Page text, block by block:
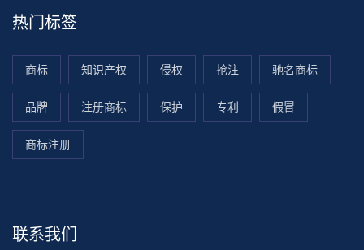
热门标签
商标 知识产权 侵权 抢注 驰名商标
品牌 注册商标 保护 专利 假冒
商标注册
联系我们